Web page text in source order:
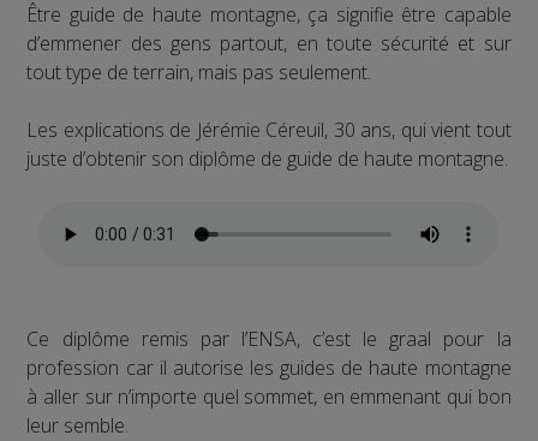
Être guide de haute montagne, ça signifie être capable
d’emmener des gens partout, en toute sécurité et sur
tout type de terrain, mais pas seulement.
Les explications de Jérémie Céreuil, 30 ans, qui vient tout
juste d’obtenir son diplôme de guide de haute montagne.
Ce diplôme remis par l’ENSA, c’est le graal pour la
profession car il autorise les guides de haute montagne
à aller sur n’importe quel sommet, en emmenant qui bon
leur semble.